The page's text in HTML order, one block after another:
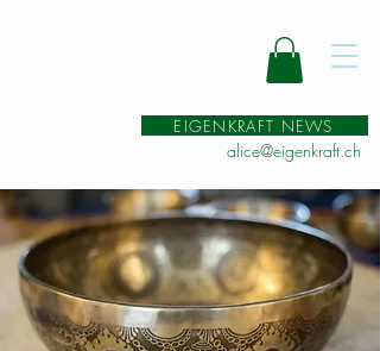
EIGENKRAFT NEWS
alice@eigenkraft.ch